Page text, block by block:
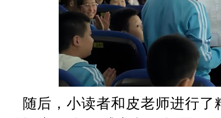
随后，小读者和 皮老师进行了